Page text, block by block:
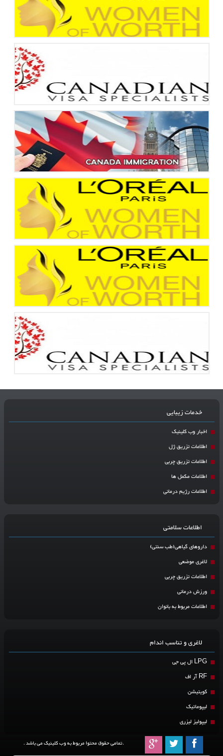
خدمات زیبایی
اخبار وب کلینیک
اطلاعات تزریق ژل
اطلاعات تزریق چربی
اطلاعات مکمل ها
اطلاعات رژیم درمانی
اطلاعات سلامتی
داروهای گیاهی(طب سنتی)
لاغری موضعی
اطلاعات تزریق چربی
ورزش درمانی
اطلاعات مربوط به بانوان
لاغری و تناسب اندام
LPG ال پی جی
RF آر اف
کویتیشن
لیپوماتیک
لیپولیز لیزری
.تمامی حقوق محتوا مربوط به وب کلینیک می باشد .